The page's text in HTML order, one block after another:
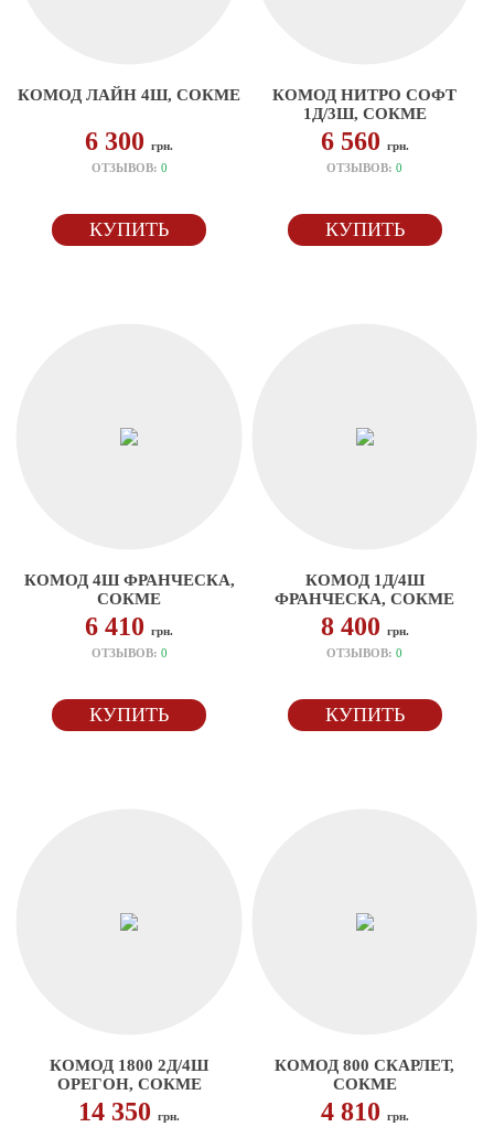
КОМОД ЛАЙН 4Ш, СОКМЕ
6 300грн.
ОТЗЫВОВ: 0
КУПИТЬ
КОМОД НИТРО СОФТ
1Д/3Ш, СОКМЕ
6 560 грн.
ОТЗЫВОВ:0
КУПИТЬ
КОМОД 4Ш ФРАНЧЕСКА,
СОКМЕ
6 410грн.
ОТЗЫВОВ: 0
КУПИТЬ
КОМОД 1Д/4Ш
ФРАНЧЕСКА, СОКМЕ
8 400 грн.
ОТЗЫВОВ:0
КУПИТЬ
КОМОД 1800 2Д/4Ш
ОРЕГОН, СОКМЕ
14 350грн.
КОМОД 800 СКАРЛЕТ,
СОКМЕ
4 810 грн.